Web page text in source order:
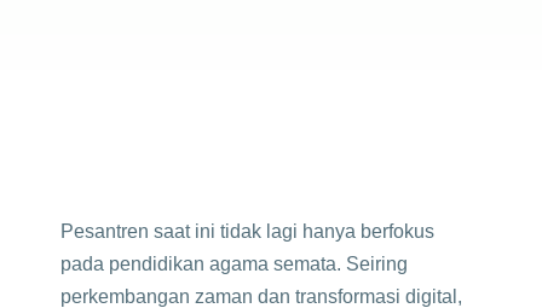
Pesantren saat ini tidak lagi hanya berfokus
pada pendidikan agama semata. Seiring
perkembangan zaman dan transformasi digital,